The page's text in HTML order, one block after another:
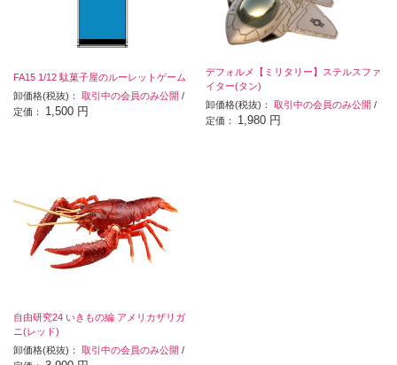
FA15 1/12 駄菓子屋のルーレットゲーム
卸価格(税抜)： 取引中の会員のみ公開 /
定価： 1,500 円
デフォルメ【ミリタリー】ステルスファ
イター(タン)
卸価格(税抜)：取引中の会員のみ公開 /
定価： 1,980 円
自由研究24 いきもの編 アメリカザリガ
ニ(レッド)
卸価格(税抜)： 取引中の会員のみ公開 /